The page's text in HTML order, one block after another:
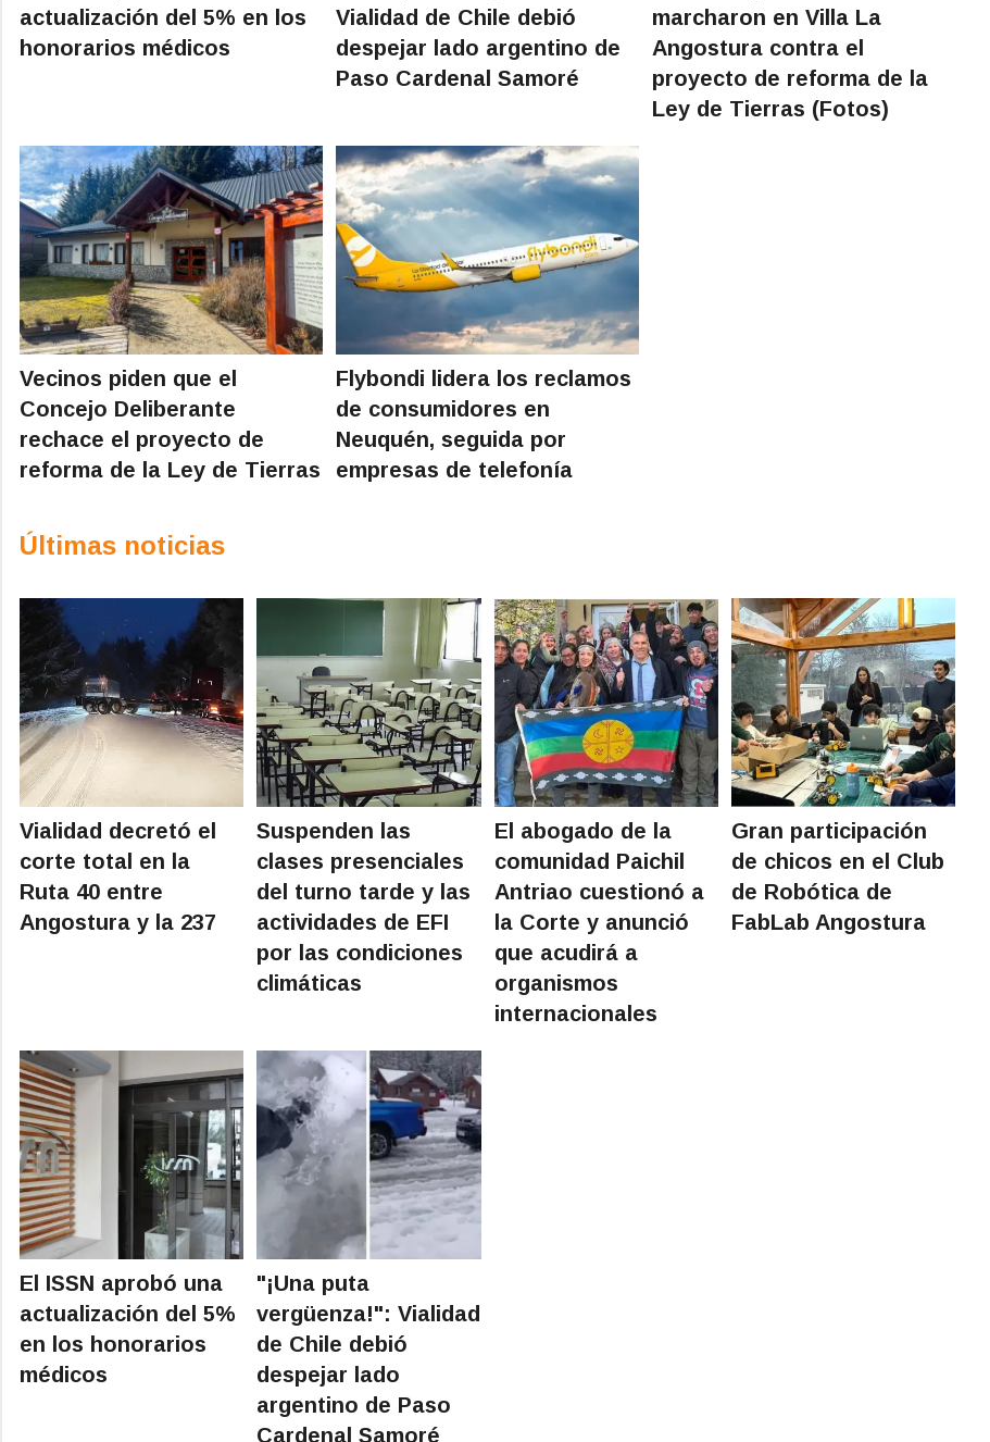
actualización del 5% en los
honorarios médicos
Vialidad de Chile debió
despejar lado argentino de
Paso Cardenal Samoré
marcharon en Villa La
Angostura contra el
proyecto de reforma de la
Ley de Tierras (Fotos)
Vecinos piden que el
Concejo Deliberante
rechace el proyecto de
reforma de la Ley de Tierras
Flybondi lidera los reclamos
de consumidores en
Neuquén, seguida por
empresas de telefonía
Últimas noticias
Vialidad decretó el
corte total en la
Ruta 40 entre
Angostura y la 237
Suspenden las
clases presenciales
del turno tarde y las
actividades de EFI
por las condiciones
climáticas
El abogado de la
comunidad Paichil
Antriao cuestionó a
la Corte y anunció
que acudirá a
organismos
internacionales
Gran participación
de chicos en el Club
de Robótica de
FabLab Angostura
El ISSN aprobó una
actualización del 5%
en los honorarios
médicos
"¡Una puta
vergüenza!": Vialidad
de Chile debió
despejar lado
argentino de Paso
Cardenal Samoré